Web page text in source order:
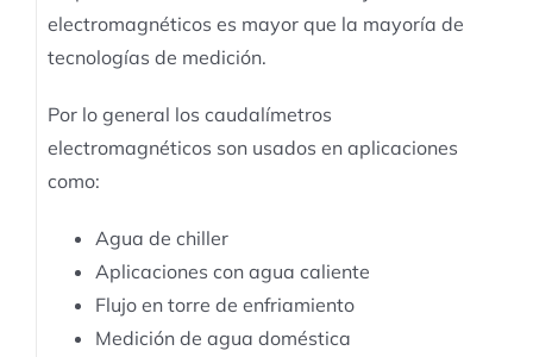
electromagnéticos es mayor que la mayoría de
tecnologías de medición.
Por lo general los caudalímetros
electromagnéticos son usados en aplicaciones
como:
Agua de chiller
Aplicaciones con agua caliente
Flujo en torre de enfriamiento
Medición de agua doméstica